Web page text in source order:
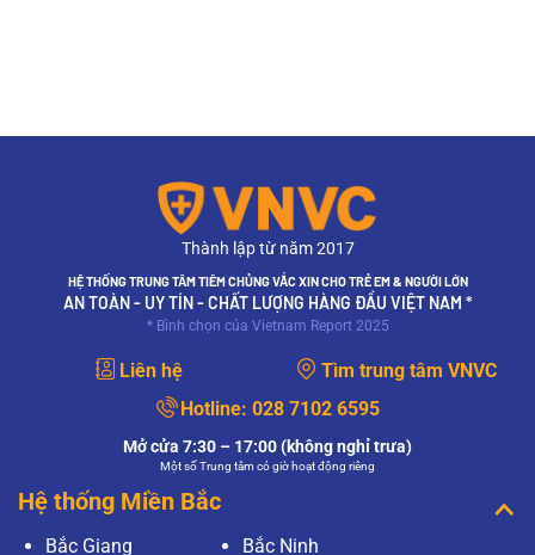
Thành lập từ năm 2017
HỆ THỐNG TRUNG TÂM TIÊM CHỦNG VẮC XIN CHO TRẺ EM & NGƯỜI LỚN
AN TOÀN - UY TÍN - CHẤT LƯỢNG HÀNG ĐẦU VIỆT NAM *
* Bình chọn của Vietnam Report 2025
Liên hệ
Tìm trung tâm VNVC
Hotline: 028 7102 6595
Mở cửa 7:30 – 17:00 (không nghỉ trưa)
Một số Trung tâm có giờ hoạt động riêng
Hệ thống Miền Bắc
Bắc Giang
Bắc Ninh